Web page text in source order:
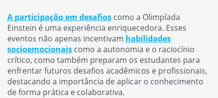
A participação em desafios como a Olimpíada
Einstein é uma experiência enriquecedora. Esses
eventos não apenas incentivam habilidades
socioemocionais como a autonomia e o raciocínio
crítico, como também preparam os estudantes para
enfrentar futuros desafios acadêmicos e profissionais,
destacando a importância de aplicar o conhecimento
de forma prática e colaborativa.